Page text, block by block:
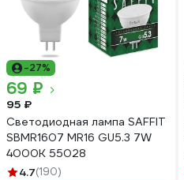
-27%
69 ₽
95 ₽
Светодиодная лампа SAFFIT
SBMR1607 MR16 GU5.3 7W
4000K 55028
4.7(190)